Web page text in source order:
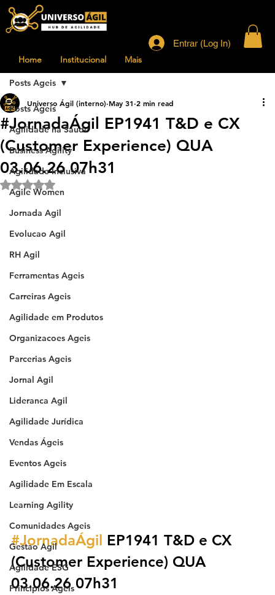
Home Institucional Mais
Entrar (Log In)
Posts Ageis
Agilidade na Saude
Business Agility
Agilidade Inclusiva
Agile Women
Jornada Agil
Evolucao Agil
RH Agil
Ferramentas Ageis
Carreiras Ageis
Agilidade em Produtos
Organizacoes Ageis
Parcerias Ageis
Jornal Agil
Lideranca Agil
Agilidade Jurídica
Vendas Ágeis
Eventos Ageis
Agilidade Em Escala
Learning Agility
Comunidades Ageis
Gestao Agil
Agilidade ESG
Principios Ageis
Posts Ageis
#JornadaÁgil EP1941 T&D e CX
(Customer Experience) QUA
03.06.26 07h31
Universo Ágil (interno) May 31 2 min read
Rated NaN out of 5 stars.
#JornadaÁgil EP1941 T&D e CX
(Customer Experience) QUA
03.06.26 07h31